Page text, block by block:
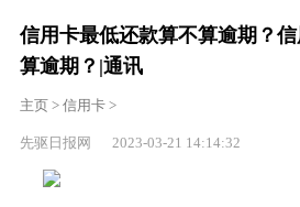
信用卡最低还款算不算逾期？
算逾期？|通讯
主页> 信用卡>
先驱日报网 2023-03-21 14:14:32